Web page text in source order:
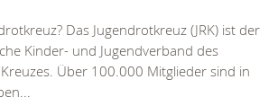
Das Jugendrotkreuz (JRK) ist der
Kinder- und Jugendverband des
Über 100.000 Mitglieder sind in